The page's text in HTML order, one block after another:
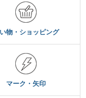
物・ショッピング
マーク・矢印